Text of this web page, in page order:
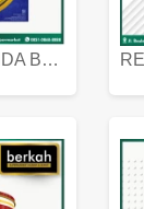
GERY HOLLANDA BUTTER COOKIES 450 GRAM